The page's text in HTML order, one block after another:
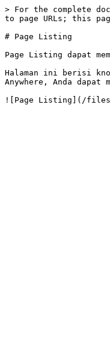
> For the complete
to page URLs; this
# Page Listing
Page Listing dapat
Halaman ini berisi
Anywhere, Anda